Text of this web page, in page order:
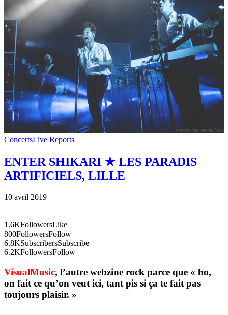
ConcertsLive Reports
ENTER SHIKARI ★ LES PARADIS
ARTIFICIELS, LILLE
10 avril 2019
1.6KFollowersLike
800FollowersFollow
6.8KSubscribersSubscribe
6.2KFollowersFollow
VisualMusic, l’autre webzine rock parce que « ho,
on fait ce qu’on veut ici, tant pis si ça te fait pas
toujours plaisir. »